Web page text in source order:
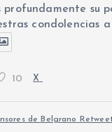
profundamente su
condolencias
10 X
de Belgrano